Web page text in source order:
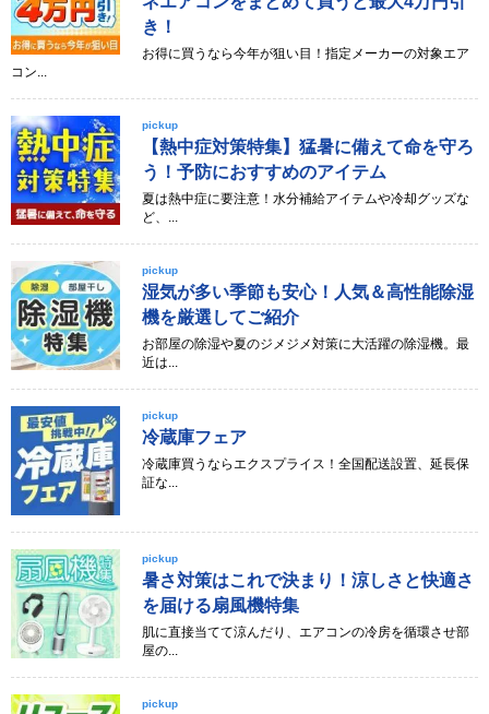
き！
お得に買うなら今年が狙い目！指定メーカーの対象エア
コン...
pickup
【熱中症対策特集】猛暑に備えて命を守ろ
う！予防におすすめのアイテム
夏は熱中症に要注意！水分補給アイテムや冷却グッズな
ど、...
pickup
湿気が多い季節も安心！人気＆高性能除湿
機を厳選してご紹介
お部屋の除湿や夏のジメジメ対策に大活躍の除湿機。最
近は...
pickup
冷蔵庫フェア
冷蔵庫買うならエクスプライス！全国配送設置、延長保
証な...
pickup
暑さ対策はこれで決まり！涼しさと快適さ
を届ける扇風機特集
肌に直接当てて涼んだり、エアコンの冷房を循環させ部
屋の...
pickup